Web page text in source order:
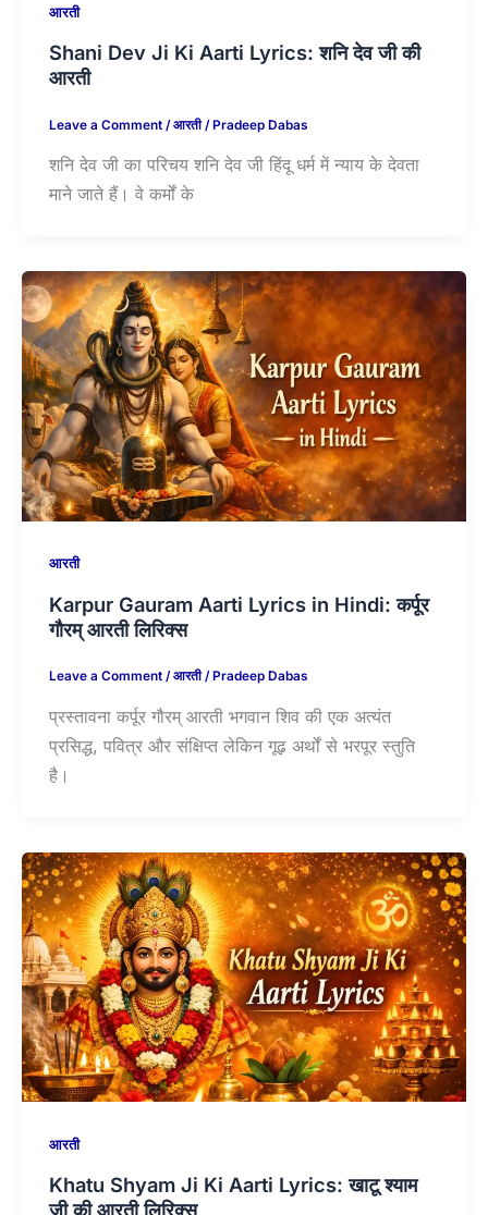
आरती
Shani Dev Ji Ki Aarti Lyrics: शनि देव जी की
आरती
Leave a Comment /आरती/Pradeep Dabas
शनि देव जी का परिचय शनि देव जी हिंदू धर्म में न्याय के देवता
माने जाते हैं। वे कर्मों के
आरती
Karpur Gauram Aarti Lyrics in Hindi: कर्पूर
गौरम् आरती लिरिक्स
Leave a Comment /आरती/ Pradeep Dabas
प्रस्तावना कर्पूर गौरम् आरती भगवान शिव की एक अत्यंत
प्रसिद्ध, पवित्र और संक्षिप्त लेकिन गूढ़ अर्थों से भरपूर स्तुति
है।
आरती
Khatu Shyam Ji Ki Aarti Lyrics: खाटू श्याम
जी की आरती लिरिक्स